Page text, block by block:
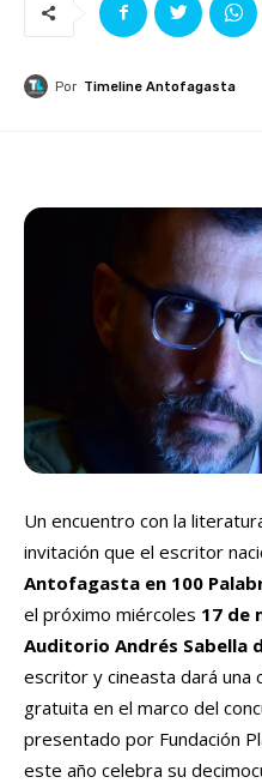
Por Timeline Antofagasta
Un encuentro con la
invitación que el escritor
Antofagasta en 100
el próximo miércoles 17 de
Auditorio Andrés Sabella
escritor y cineasta dará una
gratuita en el marco del
presentado por Fundación
este año celebra su